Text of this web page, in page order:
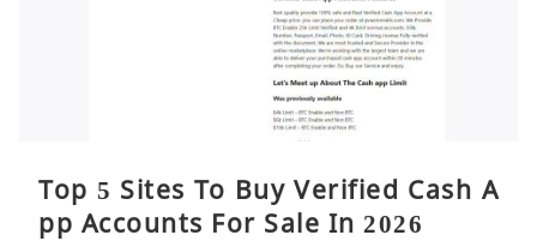
Top 5 Sites To Buy Verified Cash A
pp Accounts For Sale In 2026